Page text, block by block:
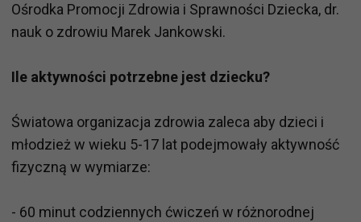
Ośrodka Promocji Zdrowia i Sprawności Dziecka, dr.
nauk o zdrowiu Marek Jankowski.
Ile aktywności potrzebne jest dziecku?
Światowa organizacja zdrowia zaleca aby dzieci i
młodzież w wieku 5-17 lat podejmowały aktywność
fizyczną w wymiarze:
- 60 minut codziennych ćwiczeń w różnorodnej